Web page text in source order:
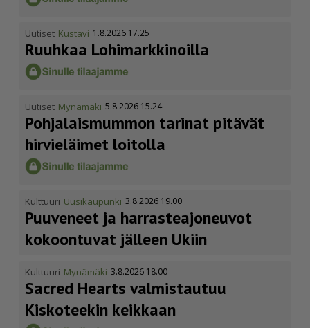
Uutiset Kustavi 1.8.2026 17.25
Ruuhkaa Lohimark­ki­noilla
Uutiset Mynämäki 5.8.2026 15.24
Pohja­lais­mummon tarinat pitävät
hirvieläimet loitolla
Kulttuuri Uusikaupunki 3.8.2026 19.00
Puuveneet ja harras­te­a­jo­neuvot
kokoontuvat jälleen Ukiin
Kulttuuri Mynämäki 3.8.2026 18.00
Sacred Hearts valmistautuu
Kiskoteekin keikkaan